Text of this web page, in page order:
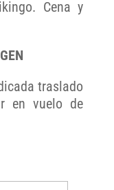
Cena y
traslado
en vuelo de